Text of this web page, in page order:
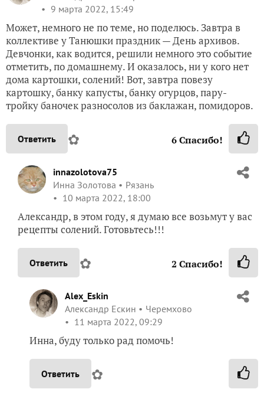
9 марта 2022, 15:49
Может, немного не по теме, но поделюсь. Завтра в
коллективе у Танюшки праздник — День архивов.
Девчонки, как водится, решили немного это событие
отметить, по домашнему. И оказалось, ни у кого нет
дома картошки, солений! Вот, завтра повезу
картошку, банку капусты, банку огурцов, пару-
тройку баночек разносолов из баклажан, помидоров.
Ответить ✿ 6Спасибо!
innazolotova75
Инна Золотова
Рязань
10 марта 2022, 18:00
Александр, в этом году, я думаю все возьмут у вас
рецепты солений. Готовьтесь!!!
Ответить ✿ 2 Спасибо!
Alex_Eskin
Александр Ескин
Черемхово
11 марта 2022, 09:29
Инна, буду только рад помочь!
Ответить ✿